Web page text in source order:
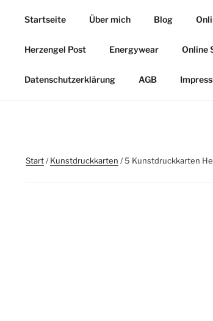
Startseite Über mich Blog
Herzengel Post Energywear Online
Datenschutzerklärung AGB
Start/Kunstdruckkarten / 5 Kunstdruckkarten